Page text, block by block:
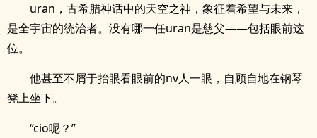
uran，古希腊神话中的天空之神，象征着希望与未来，
是全宇宙的统治者。没有哪一任uran是慈父——包括眼前这
位。
他甚至不屑于抬眼看眼前的nv人一眼，自顾自地在钢琴
凳上坐下。
“cio呢？”